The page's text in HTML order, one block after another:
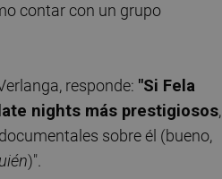
contar con un grupo
responde: "Si Fela
nights más prestigiosos,
sobre él (bueno,
)".